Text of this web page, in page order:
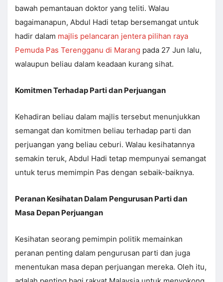
bawah pemantauan doktor yang teliti. Walau
bagaimanapun, Abdul Hadi tetap bersemangat untuk
hadir dalam majlis pelancaran jentera pilihan raya
Pemuda Pas Terengganu di Marang pada 27 Jun lalu,
walaupun beliau dalam keadaan kurang sihat.
Komitmen Terhadap Parti dan Perjuangan
Kehadiran beliau dalam majlis tersebut menunjukkan
semangat dan komitmen beliau terhadap parti dan
perjuangan yang beliau ceburi. Walau kesihatannya
semakin teruk, Abdul Hadi tetap mempunyai semangat
untuk terus memimpin Pas dengan sebaik-baiknya.
Peranan Kesihatan Dalam Pengurusan Parti dan
Masa Depan Perjuangan
Kesihatan seorang pemimpin politik memainkan
peranan penting dalam pengurusan parti dan juga
menentukan masa depan perjuangan mereka. Oleh itu,